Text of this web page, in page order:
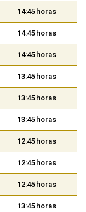
14:45 horas
14:45 horas
14:45 horas
13:45 horas
13:45 horas
13:45 horas
12:45 horas
12:45 horas
12:45 horas
13:45 horas